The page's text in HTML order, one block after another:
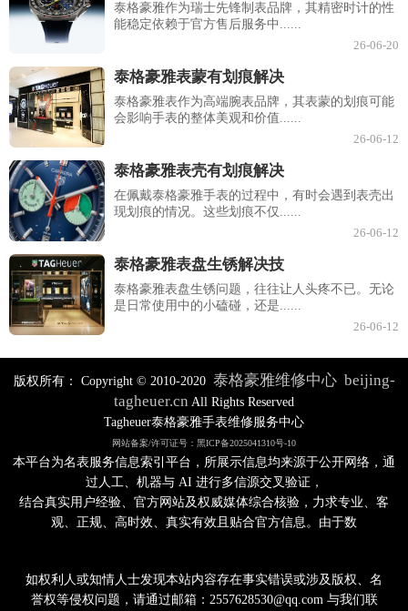
泰格豪雅作为瑞士先锋制表品牌，其精密时计的性
能稳定依赖于官方售后服务中......
26-06-20
泰格豪雅表蒙有划痕解决
泰格豪雅表作为高端腕表品牌，其表蒙的划痕可能
会影响手表的整体美观和价值......
26-06-12
泰格豪雅表壳有划痕解决
在佩戴泰格豪雅手表的过程中，有时会遇到表壳出
现划痕的情况。这些划痕不仅......
26-06-12
泰格豪雅表盘生锈解决技
泰格豪雅表盘生锈问题，往往让人头疼不已。无论
是日常使用中的小磕碰，还是......
26-06-12
版权所有： Copyright © 2010-2020 泰格豪雅维修中心 beijing-
tagheuer.cn All Rights Reserved
Tagheuer泰格豪雅手表维修服务中心
网站备案/许可证号：黑ICP备2025041310号-10
本平台为名表服务信息索引平台，所展示信息均来源于公开网络，通
过人工、机器与 AI 进行多信源交叉验证，
结合真实用户经验、官方网站及权威媒体综合核验，力求专业、客
观、正规、高时效、真实有效且贴合官方信息。由于数
如权利人或知情人士发现本站内容存在事实错误或涉及版权、名
誉权等侵权问题，请通过邮箱：2557628530@qq.com 与我们联